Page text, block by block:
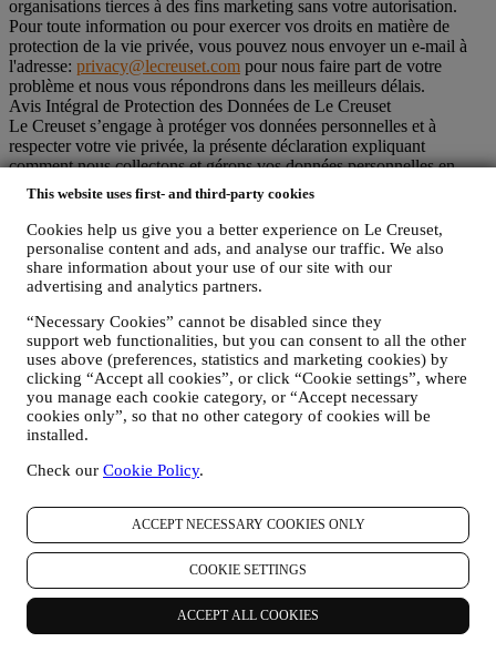
This website uses first- and third-party cookies
Cookies help us give you a better experience on Le Creuset,
personalise content and ads, and analyse our traffic. We also
share information about your use of our site with our
advertising and analytics partners.
“Necessary Cookies” cannot be disabled since they
support web functionalities, but you can consent to all the other
uses above (preferences, statistics and marketing cookies) by
clicking “Accept all cookies”, or click “Cookie settings”, where
you manage each cookie category, or “Accept necessary
cookies only”, so that no other category of cookies will be
installed.
Check our Cookie Policy.
ACCEPT NECESSARY COOKIES ONLY
COOKIE SETTINGS
ACCEPT ALL COOKIES
organisations tierces à des fins marketing sans votre autorisation.
Pour toute information ou pour exercer vos droits en matière de
protection de la vie privée, vous pouvez nous envoyer un e-mail à
l'adresse: privacy@lecreuset.com pour nous faire part de votre
problème et nous vous répondrons dans les meilleurs délais.
Avis Intégral de Protection des Données de Le Creuset
Le Creuset s’engage à protéger vos données personnelles et à
respecter votre vie privée, la présente déclaration expliquant
comment nous collectons et gérons vos données personnelles en
conformité avec la législation UE relative à la protection des
données (y compris la Réglementation générale de Protection des
données 2016/679 de l’Union européenne) et avec la loi relative à la
protection des données qui s’applique dans votre pays, dans votre
territoire ou dans votre région (les “Lois relatives à la Protection des
Données”).
VOUS ET A QUEL MOMENT ?
Une “donnée personnelle” est une quelconque information vous
concernant, qui nous permettrait de vous identifier, soit directement,
soit en combinaison avec d’autres informations.
Enfants : Le présent site web n’est pas destiné aux enfants et nous ne
collectons pas sciemment des données relatives aux enfants.
Nous pouvons collecter des données personnelles vous concernant
lorsque vous visitez notre site web (le “Site web”), créez un compte
Le Creuset, achetez un produit Le Creuset sur le site Web ou en
boutique Signature et Outlet, ou lorsque vous vous abonnez à nos
communications marketing. En fonction de votre demande ou de
votre consentement, les données personnelles peuvent concerner :
le nom, le prénom, l’adresse électronique, la date de naissance
et d’autres coordonnées (adresse, numéro de téléphone), dans
le but de créer un compte Le Creuset, de faire un achat en tant